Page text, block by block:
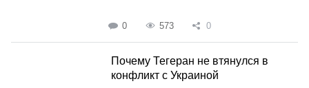
0 573 0
Почему Тегеран не втянулся в
конфликт с Украиной